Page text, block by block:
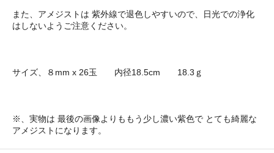
また、アメジストは 紫外線で退色しやすいので、日光での浄化
はしないようご注意ください。
サイズ、８mm x 26玉 内径18.5cm 18.3ｇ
※、実物は 最後の画像よりももう少し濃い紫色で とても綺麗な
アメジストになります。